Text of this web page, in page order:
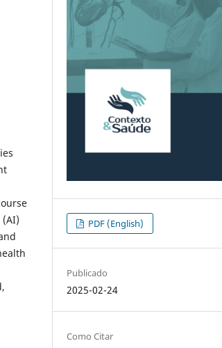
PDF (English)
Publicado
2025-02-24
Como Citar